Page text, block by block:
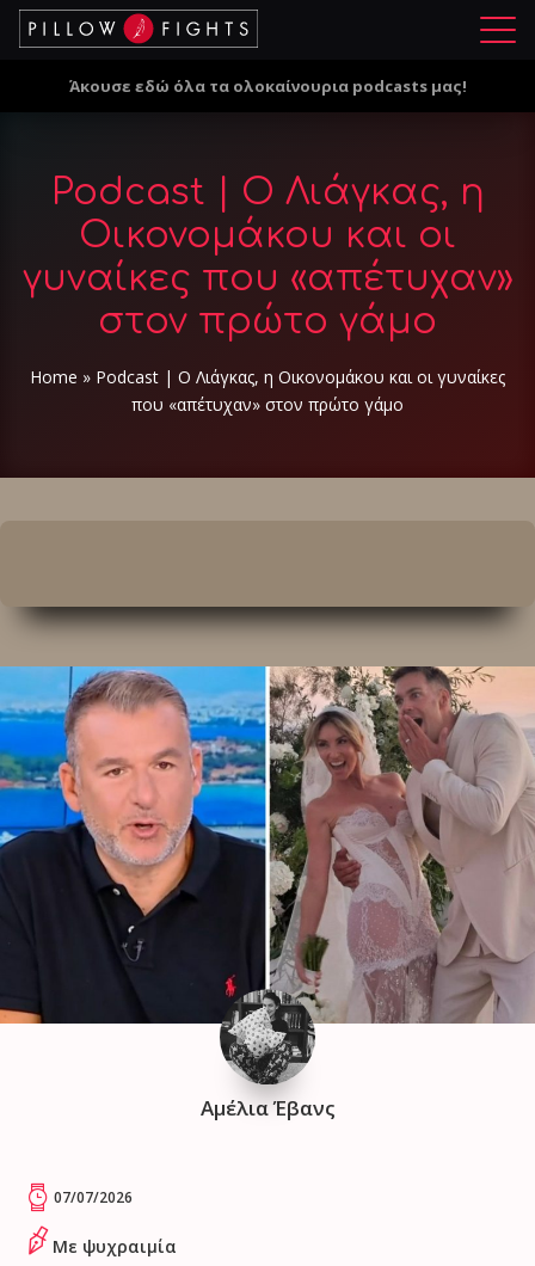
Μ
ο
Άκουσε εδώ όλα τα ολοκαίνουρια podcasts μας!
Podcast | Ο Λιάγκας, η
Οικονομάκου και οι
γυναίκες που «απέτυχαν»
στον πρώτο γάμο
Home » Podcast | Ο Λιάγκας, η Οικονομάκου και οι γυναίκες
που «απέτυχαν» στον πρώτο γάμο
Αμέλια Έβανς
07/07/2026
Με ψυχραιμία